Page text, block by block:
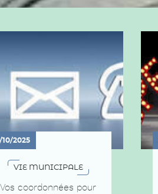
10/2025
VIE MUNICIPALE
Vos coordonnées pour